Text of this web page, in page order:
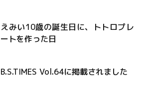
えみい10歳の誕生日に、トトロプレ
ートを作った日
B.S.TIMES Vol.64に掲載されました